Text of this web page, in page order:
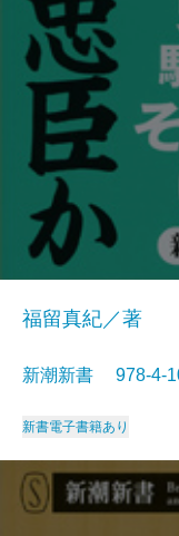
福留真紀／著
新潮新書 978-4-
新書電子書籍あり